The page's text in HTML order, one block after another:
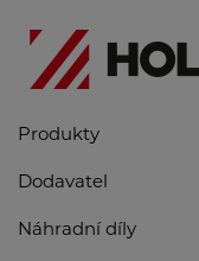
Produkty
Dodavatel
Náhradní díly